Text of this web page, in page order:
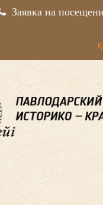
Заявка на